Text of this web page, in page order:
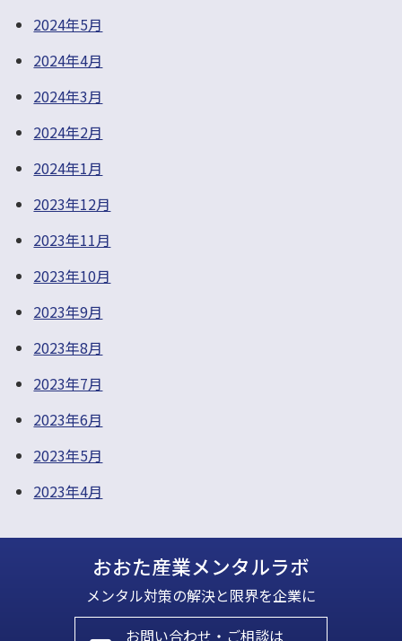
2024年5月
2024年4月
2024年3月
2024年2月
2024年1月
2023年12月
2023年11月
2023年10月
2023年9月
2023年8月
2023年7月
2023年6月
2023年5月
2023年4月
おおた産業メンタルラボ
メンタル対策の解決と限界を企業に
お問い合わせ・ご相談は